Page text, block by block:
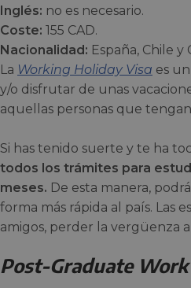
Inglés: no es necesario.
Coste: 155 CAD.
Nacionalidad: España, Chile y
La Working Holiday Visa es
y/o disfrutar de unas
aquellas personas que
Si has tenido suerte y te ha
todos los trámites para
meses. De esta manera,
forma más rápida al país. Las
amigos, perder la vergüenza
Post-Graduate